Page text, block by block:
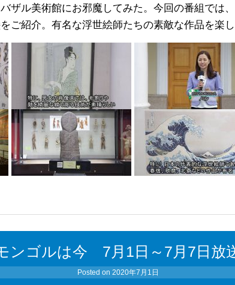
ザル美術館にお邪魔してみた。今回の番組では
ご紹介。有名な浮世絵師たちの素敵な作品を楽し
ンゴルは今 7月1日～7月7日放
Posted on 2020年7月1日